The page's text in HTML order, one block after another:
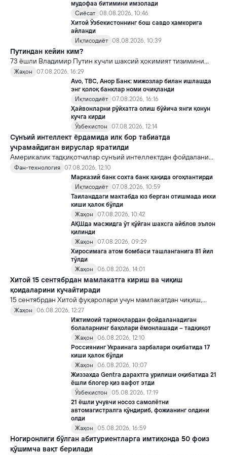
мудофаа битимини имзолади
Сиёсат 08.08.2026, 10:46
Хитой Ўзбекистоннинг бош савдо ҳамкорига
айланди
Иқтисодиёт 08.08.2026, 10:39
Путиндан кейин ким?
73 ёшли Владимир Путин кучли шахсий ҳокимият тизимини
яратди, аммо ундан кейин ким келиши ва ҳокимиятни
топшириш механизми ҳали ноаниқ. Таҳлилчилар фикрича, бу
Кремлда ворислик жангига олиб келиши мумкин.
Жаҳон
07.08.2026, 16:29
Avo, TBC, Анор Банк: мижозлар билан ишлашда
энг қолоқ банклар номи очиқланди
Иқтисодиёт 07.08.2026, 16:16
Ҳайвонларни рўйхатга олиш бўйича янги қонун
кучга кирди
Ўзбекистон
07.08.2026, 12:14
Сунъий интеллект ёрдамида илк бор табиатда
учрамайдиган вируслар яратилди
Америкалик тадқиқотчилар сунъий интеллектдан фойдаланиб
16 та вирус яратди. Бу кашфиёт янги ютуқларга умид уйғотиш
билан бирга, ундан нотўғри мақсадда фойдаланиш борасидаги
хавотирларни ҳам кучайтирмоқда.
Фан-технология 07.08.2026, 12:10
Марказий банк сохта банк ҳақида огоҳлантирди
Иқтисодиёт 07.08.2026, 10:59
Таиланддаги мактабда юз берган отишмада икки
киши ҳалок бўлди
Жаҳон
07.08.2026, 10:42
АҚШда масжидга ўт қўйган шахсга айблов эълон
қилинди
Жаҳон
07.08.2026, 09:29
Хиросимага атом бомбаси ташланганига 81 йил
тўлди
Жаҳон
06.08.2026, 14:01
Хитой 15 сентябрдан мамлакатга кириш ва чиқиш
қоидаларини кучайтиради
15 сентябрдан Хитой фуқаролари учун мамлакатдан чиқиш,
хорижликлар учун эса Хитойга кириш тартиби бўйича янги
қоидалар кучга киради.
Жаҳон
06.08.2026, 12:27
Ижтимоий тармоқлардан фойдаланадиган
болаларнинг баҳолари ёмонлашади – тадқиқот
Жаҳон
06.08.2026, 12:10
Россиянинг Украинага зарбалари оқибатида 17
киши ҳалок бўлди
Жаҳон
06.08.2026, 10:07
Жиззахда Gentra дарахтга урилиши оқибатида 21
ёшли блогер қиз вафот этди
Ўзбекистон
05.08.2026, 17:19
21 ёшли учувчи носоз самолётни
автомагистралга қўндириб, фожианинг олдини
олди
Жаҳон
05.08.2026, 16:59
Ногиронлиги бўлган абитуриентларга имтиҳонда 50 фоиз
қўшимча вақт берилади